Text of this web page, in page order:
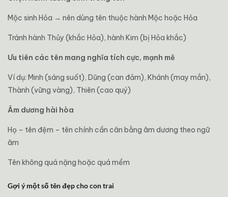
Mộc sinh Hỏa → nên dùng tên thuộc hành Mộc hoặc Hỏa
Tránh hành Thủy (khắc Hỏa), hành Kim (bị Hỏa khắc)
Ưu tiên các tên mang nghĩa tích cực, mạnh mẽ
Ví dụ: Minh (sáng suốt), Dũng (can đảm), Khánh (may mắn),
Thành (vững vàng), Thiên (cao quý)
Âm dương hài hòa
Họ – tên đệm – tên chính cần cân bằng âm dương theo ngữ
âm
Tên không quá nặng hoặc quá mềm
Gợi ý một số tên đẹp cho con trai